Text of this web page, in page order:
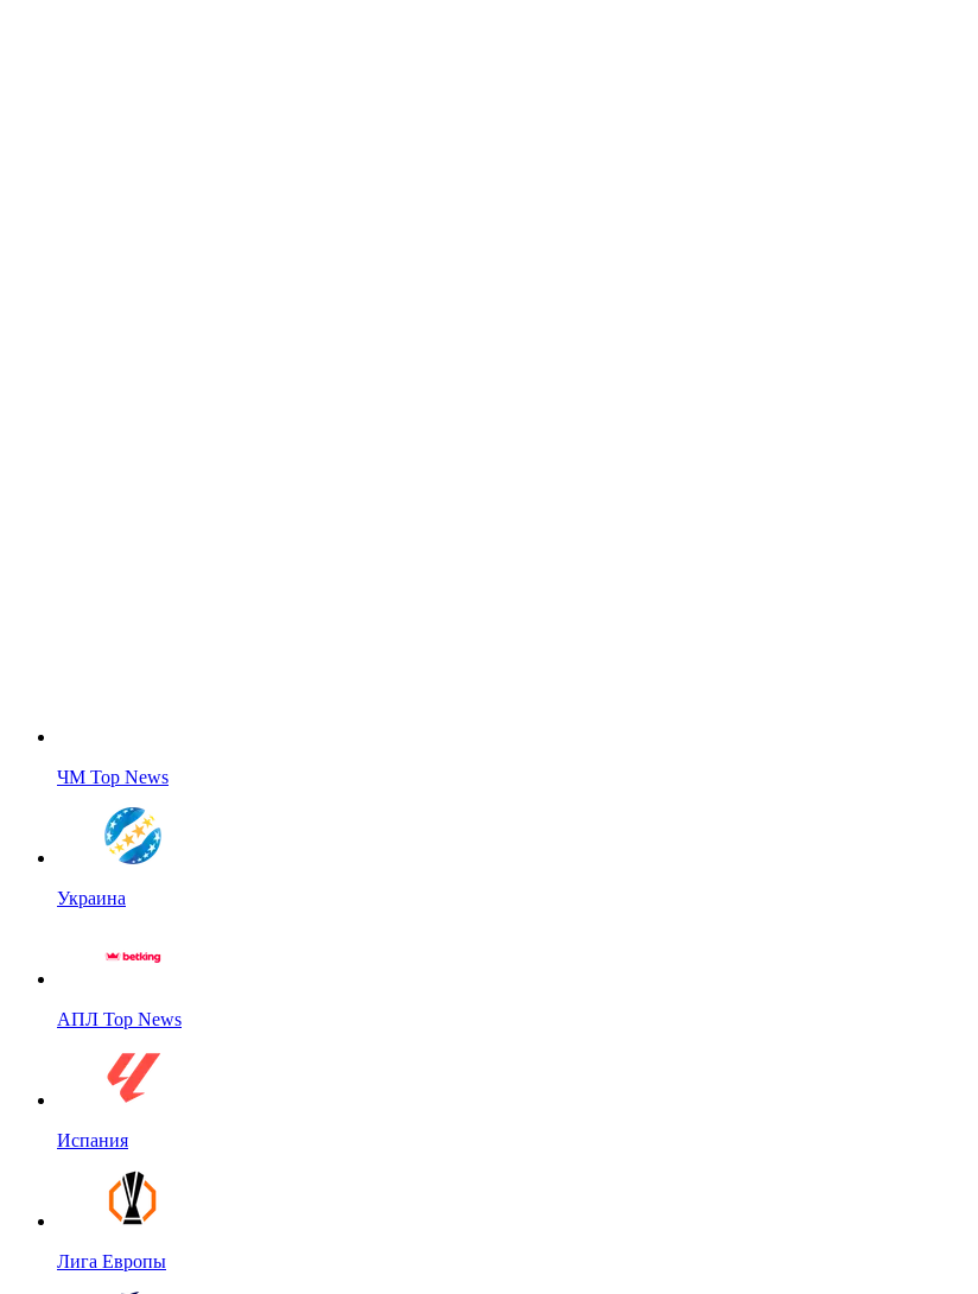
ЧМ Top News
Украина
АПЛ Top News
Испания
Лига Европы